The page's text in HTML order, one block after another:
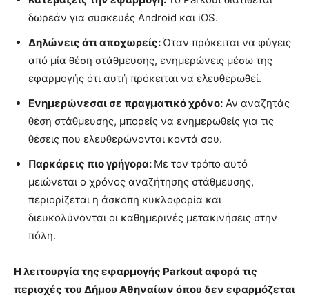
δωρεάν για συσκευές Android και iOS.
Δηλώνεις ότι αποχωρείς:Όταν πρόκειται να φύγεις
από μία θέση στάθμευσης, ενημερώνεις μέσω της
εφαρμογής ότι αυτή πρόκειται να ελευθερωθεί.
Ενημερώνεσαι σε πραγματικό χρόνο: Αν αναζητάς
θέση στάθμευσης, μπορείς να ενημερωθείς για τις
θέσεις που ελευθερώνονται κοντά σου.
Παρκάρεις πιο γρήγορα: Με τον τρόπο αυτό
μειώνεται ο χρόνος αναζήτησης στάθμευσης,
περιορίζεται η άσκοπη κυκλοφορία και
διευκολύνονται οι καθημερινές μετακινήσεις στην
πόλη.
Η λειτουργία της εφαρμογής Parkout αφορά τις
περιοχές του Δήμου Αθηναίων όπου δεν εφαρμόζεται